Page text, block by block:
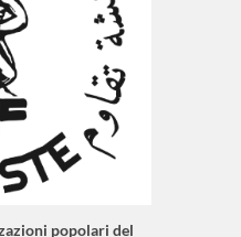
popolari del